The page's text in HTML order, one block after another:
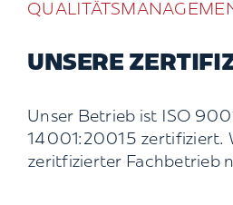
UNSERE
Unser Betrieb ist ISO
14001:20015 zertifiziert.
zeritfizierter Fachbetrieb